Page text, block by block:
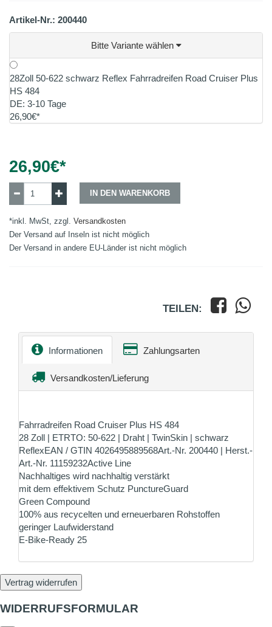
Artikel-Nr.: 200440
Bitte Variante wählen
28Zoll 50-622 schwarz Reflex Fahrradreifen Road Cruiser Plus
HS 484
DE: 3-10 Tage
26,90€*
26,90€*
IN DEN WARENKORB
*inkl. MwSt, zzgl. Versandkosten
Der Versand auf Inseln ist nicht möglich
Der Versand in andere EU-Länder ist nicht möglich
TEILEN:
Informationen Zahlungsarten
Versandkosten/Lieferung
Fahrradreifen Road Cruiser Plus HS 484
28 Zoll | ETRTO: 50-622 | Draht | TwinSkin | schwarz
ReflexEAN / GTIN 4026495889568Art.-Nr. 200440 | Herst.-
Art.-Nr. 11159232Active Line
Nachhaltiges wird nachhaltig verstärkt
mit dem effektivem Schutz PunctureGuard
Green Compound
100% aus recycelten und erneuerbaren Rohstoffen
geringer Laufwiderstand
E-Bike-Ready 25
Vertrag widerrufen
WIDERRUFSFORMULAR